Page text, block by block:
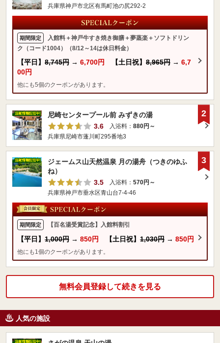
兵庫県神戸市北区有馬町池の尻292-2
期間限定
入館料＋神戸牛すき焼き御膳＋夢蒸楽＋ソフトドリン
ク（コード1004）（8/12～14は休日料金）
【平日】 8,745円 → 6,700円 【土日祝】 8,965円 → 6,7
00円
他にも5個のクーポンがあります。
尼崎センタープール前 みずきの湯
3.6
入浴料： 880円～
兵庫県尼崎市蓬川町295番地3
2
ジェームス山天然温泉 月の湯舟（つきのゆふ
ね）
3.5
入浴料： 570円～
兵庫県神戸市垂水区青山台7-4-46
期間限定 【百名湯受賞記念】入館料割引
【平日】 1,000円 → 850円 【土日祝】 1,030円 → 850円
他にも1個のクーポンがあります。
3
無料会員登録して続きを見る
人気の施設